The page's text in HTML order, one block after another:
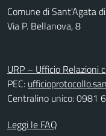
Comune di Sant'Agata
Via P. Bellanova, 8
URP – Ufficio Relazioni
PEC:
Centralino unico: 0981
Leggi le FAQ